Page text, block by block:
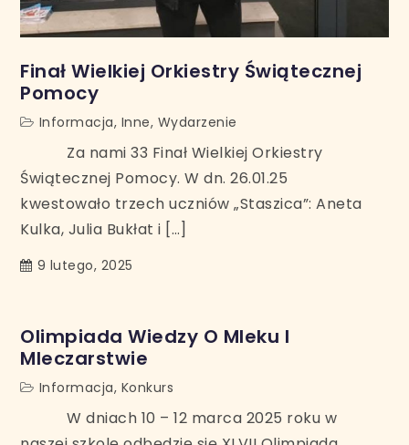
Finał Wielkiej Orkiestry Świątecznej
Pomocy
Informacja, Inne, Wydarzenie
Za nami 33 Finał Wielkiej Orkiestry
Świątecznej Pomocy. W dn. 26.01.25
kwestowało trzech uczniów „Staszica”: Aneta
Kulka, Julia Bukłat i […]
9 lutego, 2025
Olimpiada Wiedzy O Mleku I
Mleczarstwie
Informacja, Konkurs
W dniach 10 – 12 marca 2025 roku w